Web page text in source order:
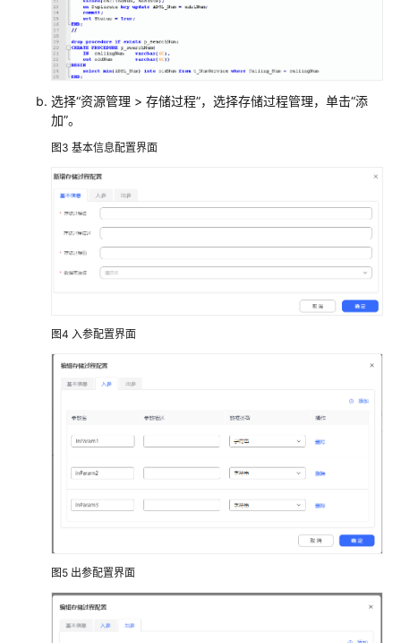
普
IVR
IVR
流
介
音
视
频
资
理
配
IVR
置
人
跟
踪
选择“资源管理 > 存储过程”，选择存储过程管理，单击“添
加”。
图3 基本信息配置界面
图4 入参配置界面
图5 出参配置界面